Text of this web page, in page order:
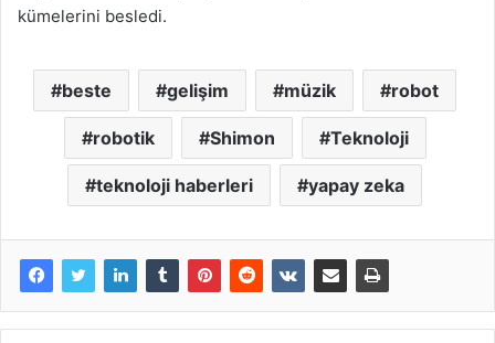
kümelerini besledi.
beste gelişim müzik robot
robotik Shimon Teknoloji
teknoloji haberleri yapay zeka